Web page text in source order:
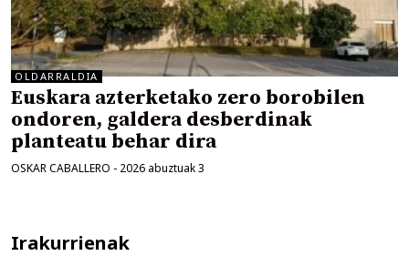
OLDARRALDIA
Euskara azterketako zero borobilen
ondoren, galdera desberdinak
planteatu behar dira
OSKAR CABALLERO - 2026 abuztuak 3
Irakurrienak